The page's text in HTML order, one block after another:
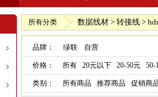
所有分类 数据线材 > 转接线 >
品牌： 绿联 自营
价格： 所有 20元以下 20-50元 50-
类别： 所有商品 推荐商品 促销商